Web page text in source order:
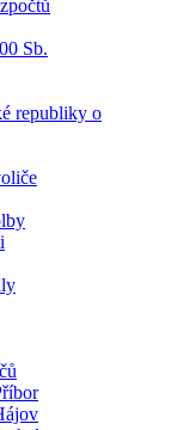
Sb.
republiky o